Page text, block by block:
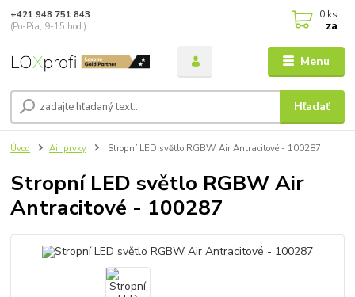
Menu
Hľadať
+421 948 751 843
(Po-Pia, 9-15 hod.)
0 ks
za
Úvod Air prvky Stropní LED světlo RGBW Air Antracitové - 100287
Stropní LED světlo RGBW Air
Antracitové - 100287